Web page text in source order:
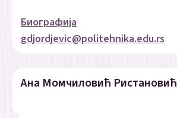
Биографија
gdjordjevic@politehnika.edu.rs
Ана Момчиловић Ристановић